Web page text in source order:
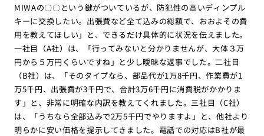
MIWAの〇〇という鍵がついているが、防犯性の高いディンプル
キーに交換したい。出張費など全て込みの総額で、おおよその費
用を教えてほしい」と、できるだけ具体的に状況を伝えました。
一社目（A社）は、「行ってみないと分かりませんが、大体３万
円から５万円くらいですね」と少し曖昧な返事でした。二社目
（B社）は、「そのタイプなら、部品代が1万8千円、作業費が1
万5千円、出張費が3千円で、合計3万6千円に消費税がかかりま
す」と、非常に明確な内訳を教えてくれました。三社目（C社）
は、「うちなら全部込みで2万5千円でやりますよ」と、他社より
明らかに安い価格を提示してきました。電話での対応はB社が最